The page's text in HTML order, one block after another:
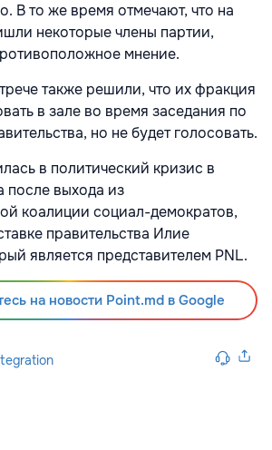
В то же время отмечают, что на
некоторые члены партии,
мнение.
также решили, что их фракция
в зале во время заседания по
но не будет голосовать.
в политический кризис в
после выхода из
коалиции социал-демократов,
правительства Илие
является представителем PNL.
на новости Point.md в Google